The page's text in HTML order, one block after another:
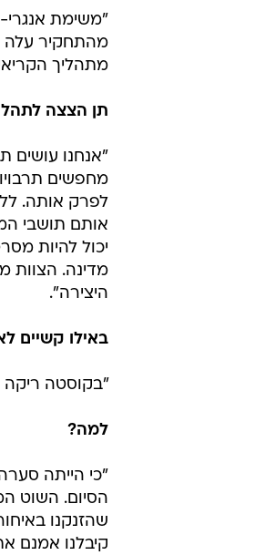
"משימת אנגרי-
מהתחקיר עלה
מתהליך
תן הצצה
"אנחנו עושים
מחפשים
לפרק אותה.
אותם תושבי
יכול להיות
מדינה. הצוות
היצירה".
באילו קשיים
"בקוסטה ריקה
למה?
"כי הייתה
הסיום. השוט
שהזנקנו
קיבלנו אמנם